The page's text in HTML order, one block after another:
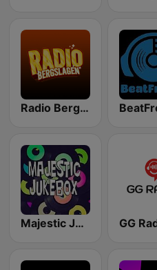
Radio Bergslagen
Majestic Jukebox Radio